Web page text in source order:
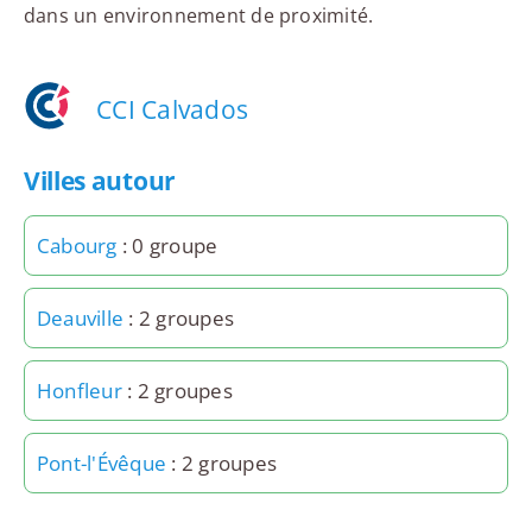
dans un environnement de proximité.
CCI Calvados
Villes autour
Cabourg : 0 groupe
Deauville : 2 groupes
Honfleur: 2 groupes
Pont-l'Évêque : 2 groupes